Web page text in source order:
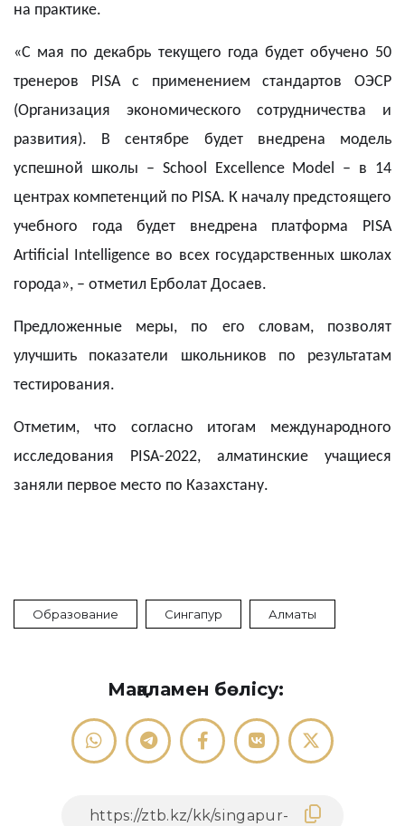
на практике.
«С мая по декабрь текущего года будет обучено 50
тренеров PISA с применением стандартов ОЭСР
(Организация экономического сотрудничества и
развития). В сентябре будет внедрена модель
успешной школы – School Excellence Model – в 14
центрах компетенций по PISA. К началу предстоящего
учебного года будет внедрена платформа PISA
Artificial Intelligence во всех государственных школах
города», – отметил Ерболат Досаев.
Предложенные меры, по его словам, позволят
улучшить показатели школьников по результатам
тестирования.
Отметим, что согласно итогам международного
исследования PISA-2022, алматинские учащиеся
заняли первое место по Казахстану.
Образование Сингапур Алматы
Мақаламен бөлісу: